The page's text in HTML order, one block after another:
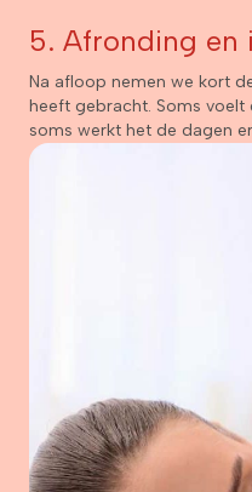
5. Afronding en
Na afloop nemen we kort
heeft gebracht. Soms
soms werkt het de dagen